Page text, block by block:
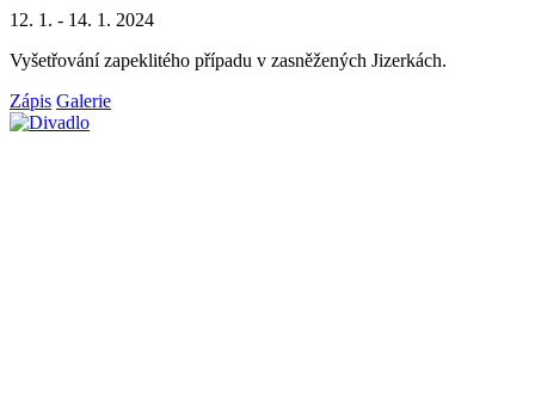
12. 1. - 14. 1. 2024
Vyšetřování zapeklitého případu v zasněžených Jizerkách.
Zápis Galerie